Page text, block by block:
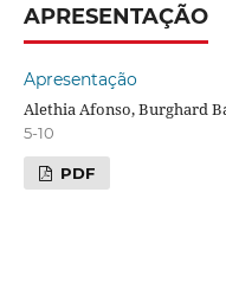
APRESENTAÇÃO
Apresentação
Alethia Afonso, Burghard
5-10
PDF